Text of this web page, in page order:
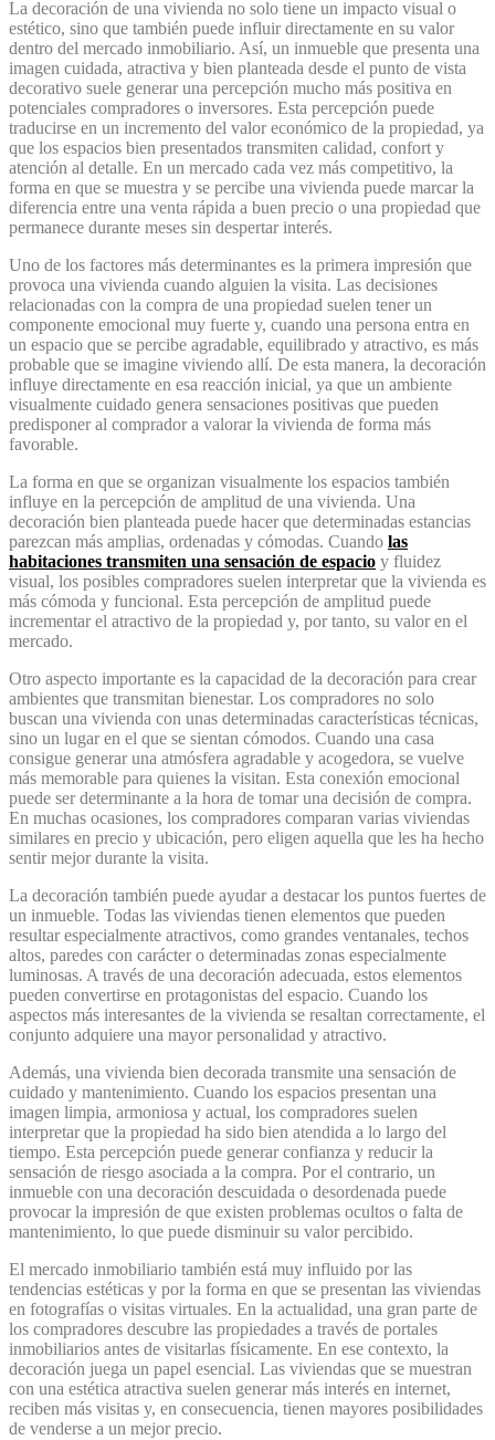
La decoración de una vivienda no solo tiene un impacto visual o
estético, sino que también puede influir directamente en su valor
dentro del mercado inmobiliario. Así, un inmueble que presenta una
imagen cuidada, atractiva y bien planteada desde el punto de vista
decorativo suele generar una percepción mucho más positiva en
potenciales compradores o inversores. Esta percepción puede
traducirse en un incremento del valor económico de la propiedad, ya
que los espacios bien presentados transmiten calidad, confort y
atención al detalle. En un mercado cada vez más competitivo, la
forma en que se muestra y se percibe una vivienda puede marcar la
diferencia entre una venta rápida a buen precio o una propiedad que
permanece durante meses sin despertar interés.
Uno de los factores más determinantes es la primera impresión que
provoca una vivienda cuando alguien la visita. Las decisiones
relacionadas con la compra de una propiedad suelen tener un
componente emocional muy fuerte y, cuando una persona entra en
un espacio que se percibe agradable, equilibrado y atractivo, es más
probable que se imagine viviendo allí. De esta manera, la decoración
influye directamente en esa reacción inicial, ya que un ambiente
visualmente cuidado genera sensaciones positivas que pueden
predisponer al comprador a valorar la vivienda de forma más
favorable.
La forma en que se organizan visualmente los espacios también
influye en la percepción de amplitud de una vivienda. Una
decoración bien planteada puede hacer que determinadas estancias
parezcan más amplias, ordenadas y cómodas. Cuando las
habitaciones transmiten una sensación de espacio y fluidez
visual, los posibles compradores suelen interpretar que la vivienda es
más cómoda y funcional. Esta percepción de amplitud puede
incrementar el atractivo de la propiedad y, por tanto, su valor en el
mercado.
Otro aspecto importante es la capacidad de la decoración para crear
ambientes que transmitan bienestar. Los compradores no solo
buscan una vivienda con unas determinadas características técnicas,
sino un lugar en el que se sientan cómodos. Cuando una casa
consigue generar una atmósfera agradable y acogedora, se vuelve
más memorable para quienes la visitan. Esta conexión emocional
puede ser determinante a la hora de tomar una decisión de compra.
En muchas ocasiones, los compradores comparan varias viviendas
similares en precio y ubicación, pero eligen aquella que les ha hecho
sentir mejor durante la visita.
La decoración también puede ayudar a destacar los puntos fuertes de
un inmueble. Todas las viviendas tienen elementos que pueden
resultar especialmente atractivos, como grandes ventanales, techos
altos, paredes con carácter o determinadas zonas especialmente
luminosas. A través de una decoración adecuada, estos elementos
pueden convertirse en protagonistas del espacio. Cuando los
aspectos más interesantes de la vivienda se resaltan correctamente, el
conjunto adquiere una mayor personalidad y atractivo.
Además, una vivienda bien decorada transmite una sensación de
cuidado y mantenimiento. Cuando los espacios presentan una
imagen limpia, armoniosa y actual, los compradores suelen
interpretar que la propiedad ha sido bien atendida a lo largo del
tiempo. Esta percepción puede generar confianza y reducir la
sensación de riesgo asociada a la compra. Por el contrario, un
inmueble con una decoración descuidada o desordenada puede
provocar la impresión de que existen problemas ocultos o falta de
mantenimiento, lo que puede disminuir su valor percibido.
El mercado inmobiliario también está muy influido por las
tendencias estéticas y por la forma en que se presentan las viviendas
en fotografías o visitas virtuales. En la actualidad, una gran parte de
los compradores descubre las propiedades a través de portales
inmobiliarios antes de visitarlas físicamente. En ese contexto, la
decoración juega un papel esencial. Las viviendas que se muestran
con una estética atractiva suelen generar más interés en internet,
reciben más visitas y, en consecuencia, tienen mayores posibilidades
de venderse a un mejor precio.